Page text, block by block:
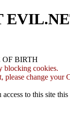
OF BIRTH
blocking cookies.
please change your
to this site this